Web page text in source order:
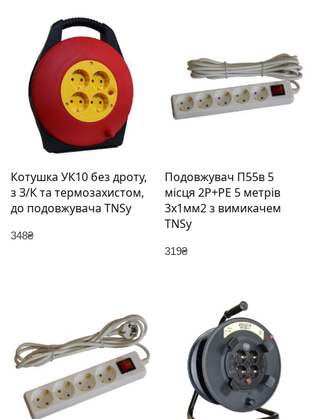
Котушка УК10 без дроту,
з З/К та термозахистом,
до подовжувача TNSy
348₴
Подовжувач П55в 5
місця 2Р+РЕ 5 метрів
3х1мм2 з вимикачем
TNSy
319₴